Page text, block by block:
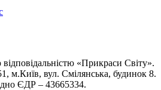
«Прикраси Світу».
м.Київ, вул. Смілянська, будинок 8.
ЄДР – 43665334.